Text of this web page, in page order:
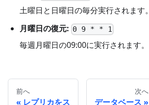
土曜日と日曜日の毎分実行されます。
月曜日の復元: 0 9 * * 1
毎週月曜日の09:00に実行されます。
前へ
レプリカをス
次へ
データベース